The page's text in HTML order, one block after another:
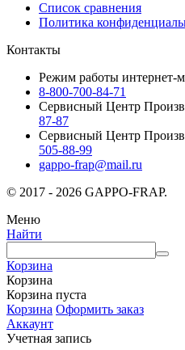
Список сравнения
Политика
Контакты
Режим работы интернет-
8-800-700-84-71
Сервисный Центр
87-87
Сервисный Центр
505-88-99
gappo-frap@mail.ru
© 2017 - 2026 GAPPO-FRAP.
Меню
Найти
Корзина
Корзина
Корзина пуста
Корзина Оформить заказ
Аккаунт
Учетная запись